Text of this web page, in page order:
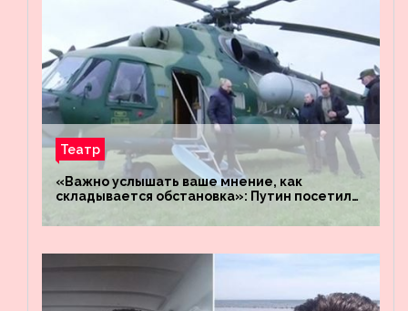
Театр
«Важно услышать ваше мнение, как
складывается обстановка»: Путин посетил
«Восток»